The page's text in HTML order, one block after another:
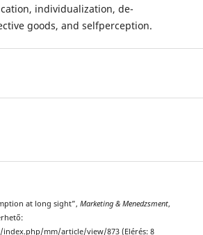
individualization, de-
goods, and selfperception.
at long sight”, Marketing & Menedzsment,
mm/article/view/873 (Elérés: 8